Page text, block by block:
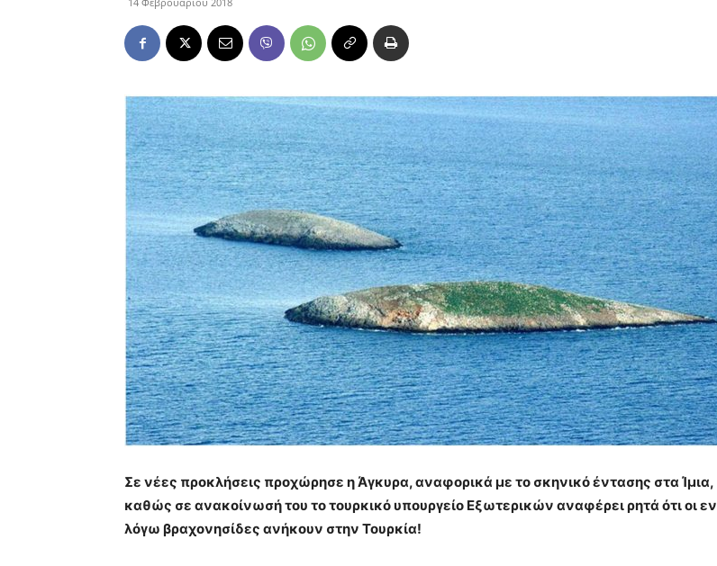
Σε νέες προκλήσεις προχώρησε η Άγκυρα, αναφορικά με το σκηνικό έντασης στα Ίμια,
καθώς σε ανακοίνωσή του το τουρκικό υπουργείο Εξωτερικών αναφέρει ρητά ότι οι εν
λόγω βραχονησίδες ανήκουν στην Τουρκία!